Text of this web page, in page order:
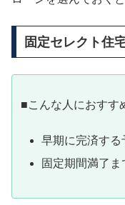
固定セレクト住
■こんな人におすす
早期に完済する
固定期間満了ま